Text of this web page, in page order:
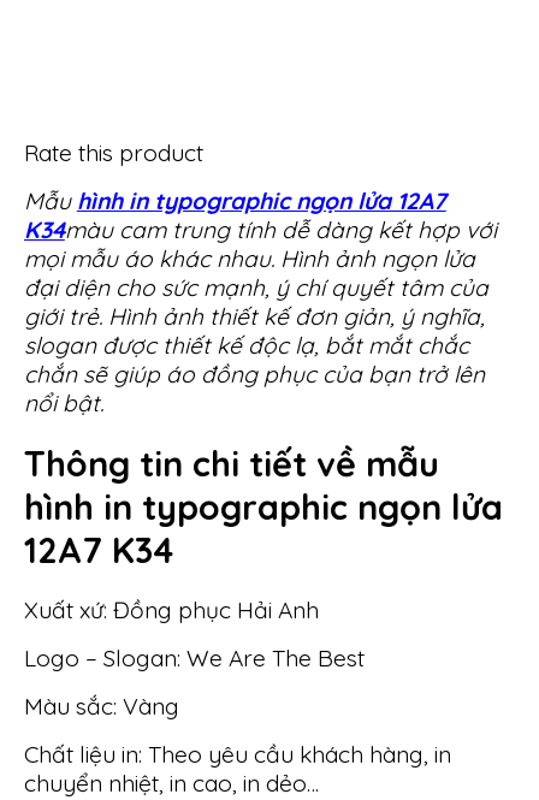
Rate this product
Mẫu hình in typographic ngọn lửa 12A7
K34màu cam trung tính dễ dàng kết hợp với
mọi mẫu áo khác nhau. Hình ảnh ngọn lửa
đại diện cho sức mạnh, ý chí quyết tâm của
giới trẻ. Hình ảnh thiết kế đơn giản, ý nghĩa,
slogan được thiết kế độc lạ, bắt mắt chắc
chắn sẽ giúp áo đồng phục của bạn trở lên
nổi bật.
Thông tin chi tiết về mẫu
hình in typographic ngọn lửa
12A7 K34
Xuất xứ: Đồng phục Hải Anh
Logo – Slogan: We Are The Best
Màu sắc: Vàng
Chất liệu in: Theo yêu cầu khách hàng, in
chuyển nhiệt, in cao, in dẻo…